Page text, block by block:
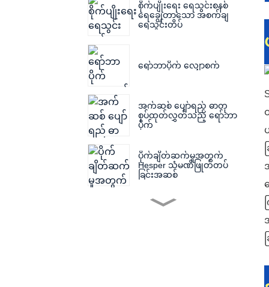
စိုက်ပျိုးရေး ရေသွင်းစနစ်
ရေချွေတာသော အစက်ချ
ရေသွင်းတိပ်
ရော်ဘာပိုက် လျှောစက်
အက်ဆစ် ပျော်ရည် ဓာတု
စုပ်ထုတ်လွှတ်သည့် ရော်ဘာ
ပိုက်
ပိုက်ချိတ်ဆက်မှုအတွက်
Hesper သံမဏိဖြုတ်တပ်
ခြင်းအဆစ်